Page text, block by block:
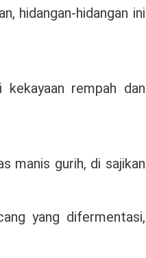
hidangan-hidangan ini
rempah dan
manis gurih, di sajikan
yang difermentasi,